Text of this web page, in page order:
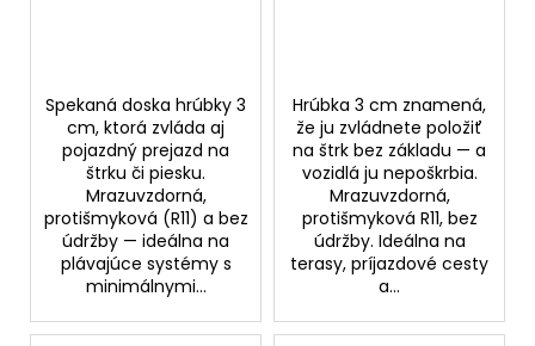
Spekaná doska hrúbky 3
cm, ktorá zvláda aj
pojazdný prejazd na
štrku či piesku.
Mrazuvzdorná,
protišmyková (R11) a bez
údržby — ideálna na
plávajúce systémy s
minimálnymi...
Hrúbka 3 cm znamená,
že ju zvládnete položiť
na štrk bez základu — a
vozidlá ju nepoškrbia.
Mrazuvzdorná,
protišmyková R11, bez
údržby. Ideálna na
terasy, príjazdové cesty
a...